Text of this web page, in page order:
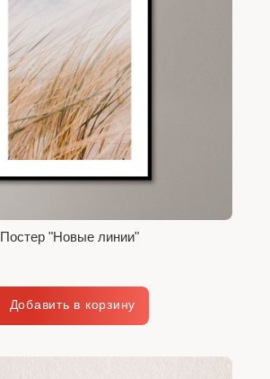
Постер "Новые линии"